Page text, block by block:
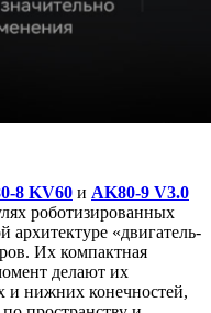
8 KV60 и AK80-9 V3.0
роботизированных
архитектуре «двигатель-
Их компактная
делают их
и нижних конечностей,